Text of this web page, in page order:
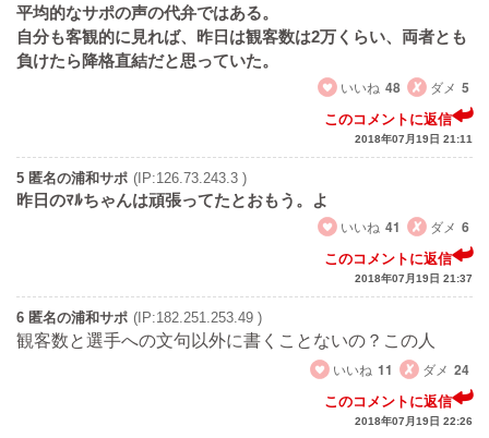
平均的なサポの声の代弁ではある。
自分も客観的に見れば、昨日は観客数は2万くらい、両者とも
負けたら降格直結だと思っていた。
いいね 48 ダメ 5
このコメントに返信
2018年07月19日 21:11
5 匿名の浦和サポ (IP:126.73.243.3 )
昨日のﾏﾙちゃんは頑張ってたとおもう。よ
いいね 41 ダメ 6
このコメントに返信
2018年07月19日 21:37
6 匿名の浦和サポ (IP:182.251.253.49 )
観客数と選手への文句以外に書くことないの？この人
いいね 11 ダメ 24
このコメントに返信
2018年07月19日 22:26